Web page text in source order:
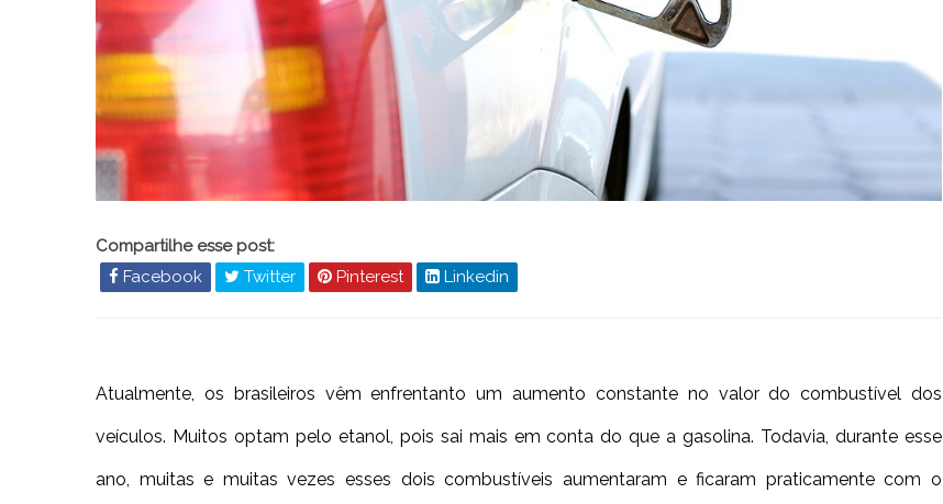
Compartilhe esse post:
Facebook
Twitter Pinterest Linkedin
Atualmente, os brasileiros vêm enfrentanto um aumento constante no valor do combustível dos
veículos. Muitos optam pelo etanol, pois sai mais em conta do que a gasolina. Todavia, durante esse
ano, muitas e muitas vezes esses dois combustíveis aumentaram e ficaram praticamente com o